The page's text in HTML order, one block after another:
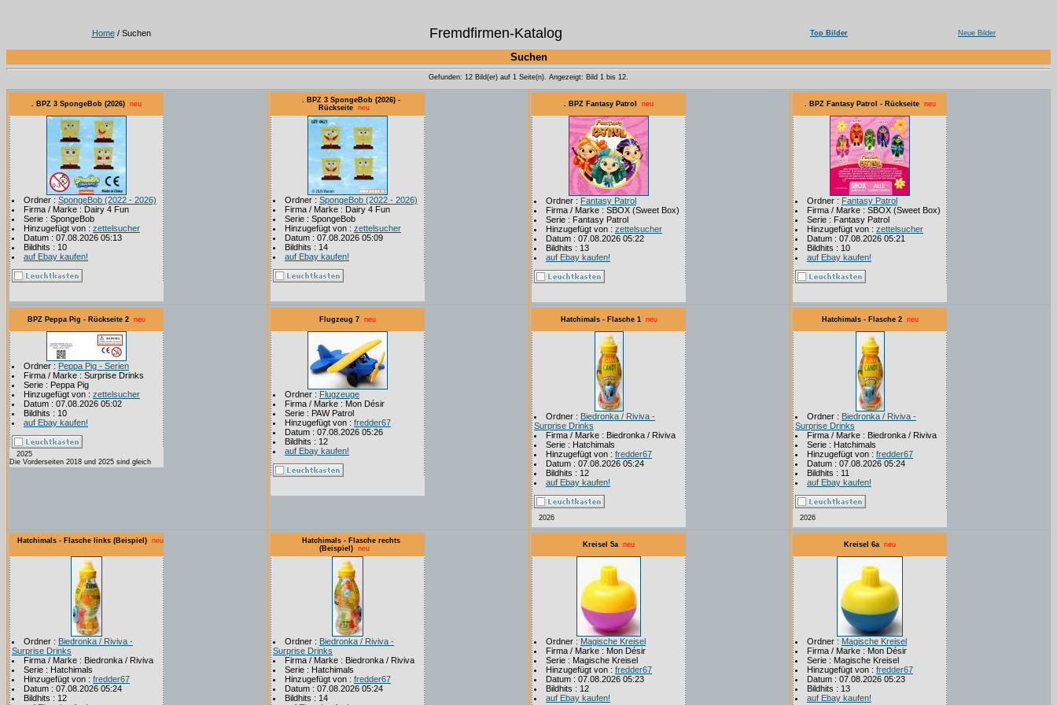
Home/ Suchen Fremdfirmen-Katalog Top Bilder Neue Bilder
Suchen
Gefunden: 12 Bild(er) auf 1 Seite(n). Angezeigt: Bild 1 bis 12.
. BPZ 3 SpongeBob (2026) neu
Ordner : SpongeBob (2022 - 2026)
Firma / Marke : Dairy 4 Fun
Serie : SpongeBob
Hinzugefügt von : zettelsucher
Datum : 07.08.2026 05:13
Bildhits : 10
auf Ebay kaufen!
. BPZ 3 SpongeBob (2026) -
Rückseite neu
Ordner : SpongeBob (2022 - 2026)
Firma / Marke : Dairy 4 Fun
Serie : SpongeBob
Hinzugefügt von : zettelsucher
Datum : 07.08.2026 05:09
Bildhits : 14
auf Ebay kaufen!
. BPZ Fantasy Patrol neu
Ordner : Fantasy Patrol
Firma / Marke : SBOX (Sweet Box)
Serie : Fantasy Patrol
Hinzugefügt von : zettelsucher
Datum : 07.08.2026 05:22
Bildhits : 13
auf Ebay kaufen!
. BPZ Fantasy Patrol - Rückseite neu
Ordner : Fantasy Patrol
Firma / Marke : SBOX (Sweet Box)
Serie : Fantasy Patrol
Hinzugefügt von : zettelsucher
Datum : 07.08.2026 05:21
Bildhits : 10
auf Ebay kaufen!
BPZ Peppa Pig - Rückseite 2 neu
Ordner : Peppa Pig - Serien
Firma / Marke : Surprise Drinks
Serie : Peppa Pig
Hinzugefügt von : zettelsucher
Datum : 07.08.2026 05:02
Bildhits : 10
auf Ebay kaufen!
2025
Die Vorderseiten 2018 und 2025 sind gleich
Flugzeug 7 neu
Ordner : Flugzeuge
Firma / Marke : Mon Désir
Serie : PAW Patrol
Hinzugefügt von : fredder67
Datum : 07.08.2026 05:26
Bildhits : 12
auf Ebay kaufen!
Hatchimals - Flasche 1 neu
Ordner : Biedronka / Riviva -
Surprise Drinks
Firma / Marke : Biedronka / Riviva
Serie : Hatchimals
Hinzugefügt von : fredder67
Datum : 07.08.2026 05:24
Bildhits : 12
auf Ebay kaufen!
2026
Hatchimals - Flasche 2 neu
Ordner : Biedronka / Riviva -
Surprise Drinks
Firma / Marke : Biedronka / Riviva
Serie : Hatchimals
Hinzugefügt von : fredder67
Datum : 07.08.2026 05:24
Bildhits : 11
auf Ebay kaufen!
2026
Hatchimals - Flasche links (Beispiel) neu
Ordner : Biedronka / Riviva -
Surprise Drinks
Firma / Marke : Biedronka / Riviva
Serie : Hatchimals
Hinzugefügt von : fredder67
Datum : 07.08.2026 05:24
Bildhits : 12
Hatchimals - Flasche rechts
(Beispiel)
neu
Ordner : Biedronka / Riviva -
Surprise Drinks
Firma / Marke : Biedronka / Riviva
Serie : Hatchimals
Hinzugefügt von : fredder67
Datum : 07.08.2026 05:24
Bildhits : 14
Kreisel 5a neu
Ordner : Magische Kreisel
Firma / Marke : Mon Désir
Serie : Magische Kreisel
Hinzugefügt von : fredder67
Datum : 07.08.2026 05:23
Bildhits : 12
auf Ebay kaufen!
Kreisel 6a neu
Ordner : Magische Kreisel
Firma / Marke : Mon Désir
Serie : Magische Kreisel
Hinzugefügt von : fredder67
Datum : 07.08.2026 05:23
Bildhits : 13
auf Ebay kaufen!